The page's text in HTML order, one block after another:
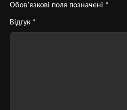
Обов’язкові поля позначені *
Відгук *